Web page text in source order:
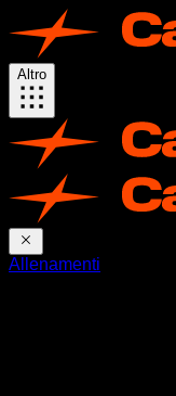
Altro
Allenamenti